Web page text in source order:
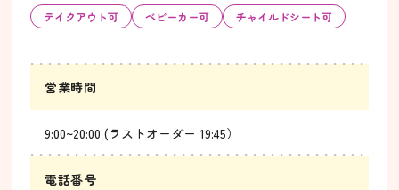
テイクアウト可 ベビーカー可 チャイルドシート可
営業時間
9:00~20:00 (ラストオーダー 19:45）
電話番号